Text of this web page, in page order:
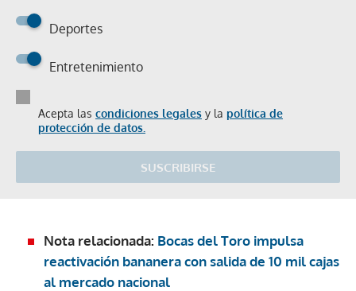
Deportes
Entretenimiento
Acepta las condiciones legales y la política de
protección de datos.
SUSCRIBIRSE
Nota relacionada: Bocas del Toro impulsa
reactivación bananera con salida de 10 mil cajas
al mercado nacional